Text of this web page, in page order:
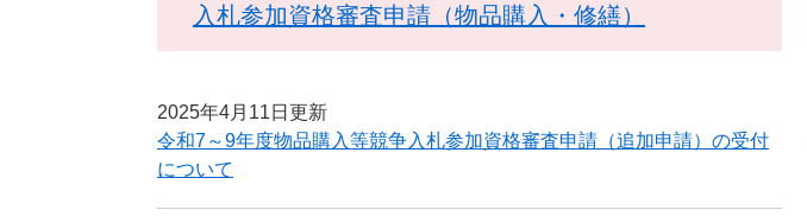
入札参加資格審査申請（物品購入・修繕）
2025年4月11日更新
令和7～9年度物品購入等競争入札参加資格審査申請（追加申請）の受付
について